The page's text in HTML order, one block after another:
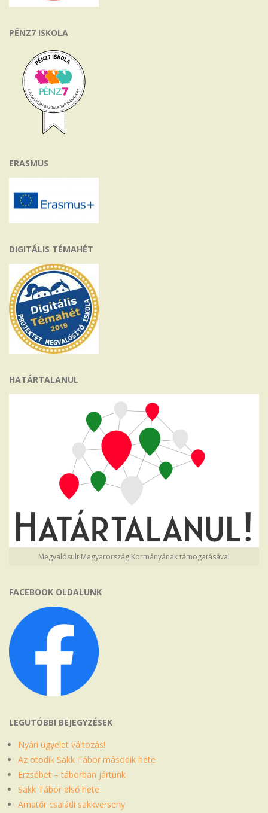
PÉNZ7 ISKOLA
ERASMUS
DIGITÁLIS TÉMAHÉT
HATÁRTALANUL
Megvalósult Magyarország Kormányának támogatásával
FACEBOOK OLDALUNK
LEGUTÓBBI BEJEGYZÉSEK
Nyári ügyelet változás!
Az ötödik Sakk Tábor második hete
Erzsébet – táborban jártunk
Sakk Tábor első hete
Amatőr családi sakkverseny